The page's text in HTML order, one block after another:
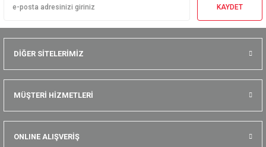
KAYDET
DİĞER SİTELERİMİZ
MÜŞTERİ HİZMETLERİ
ONLINE ALIŞVERİŞ